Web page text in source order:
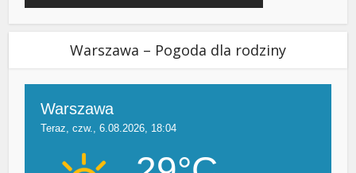
Warszawa – Pogoda dla rodziny